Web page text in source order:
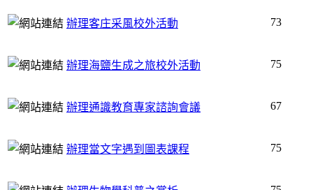
辦理客庄采風校外活動 73
辦理海鹽生成之旅校外活動 75
辦理通識教育專家諮詢會議 67
辦理當文字遇到圖表課程 75